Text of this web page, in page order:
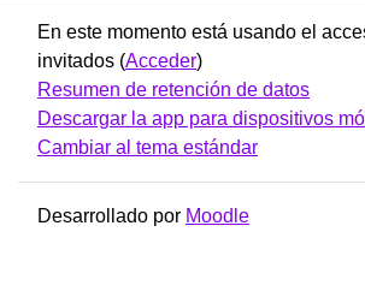
En este momento está usando el
invitados (Acceder)
Resumen de retención de datos
Descargar la app para dispositivos
Cambiar al tema estándar
Desarrollado por Moodle